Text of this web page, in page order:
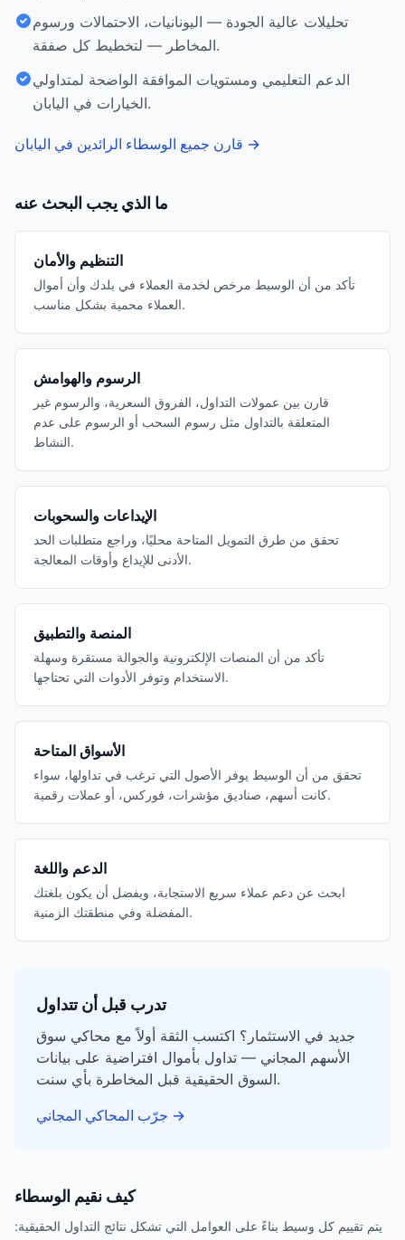
تحليلات عالية الجودة — اليونانيات، الاحتمالات ورسوم
المخاطر — لتخطيط كل صفقة.
الدعم التعليمي ومستويات الموافقة الواضحة لمتداولي
الخيارات في اليابان.
قارن جميع الوسطاء الرائدين في اليابان →
ما الذي يجب البحث عنه
التنظيم والأمان
تأكد من أن الوسيط مرخص لخدمة العملاء في بلدك وأن أموال
العملاء محمية بشكل مناسب.
الرسوم والهوامش
قارن بين عمولات التداول، الفروق السعرية، والرسوم غير
المتعلقة بالتداول مثل رسوم السحب أو الرسوم على عدم
النشاط.
الإيداعات والسحوبات
تحقق من طرق التمويل المتاحة محليًا، وراجع متطلبات الحد
الأدنى للإيداع وأوقات المعالجة.
المنصة والتطبيق
تأكد من أن المنصات الإلكترونية والجوالة مستقرة وسهلة
الاستخدام وتوفر الأدوات التي تحتاجها.
الأسواق المتاحة
تحقق من أن الوسيط يوفر الأصول التي ترغب في تداولها، سواء
كانت أسهم، صناديق مؤشرات، فوركس، أو عملات رقمية.
الدعم واللغة
ابحث عن دعم عملاء سريع الاستجابة، ويفضل أن يكون بلغتك
المفضلة وفي منطقتك الزمنية.
تدرب قبل أن تتداول
جديد في الاستثمار؟ اكتسب الثقة أولاً مع محاكي سوق
الأسهم المجاني — تداول بأموال افتراضية على بيانات
السوق الحقيقية قبل المخاطرة بأي سنت.
جرّب المحاكي المجاني →
كيف نقيم الوسطاء
يتم تقييم كل وسيط بناءً على العوامل التي تشكل نتائج التداول الحقيقية: